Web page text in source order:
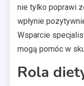
nie tylko poprawi
wpłynie
Wsparcie
mogą pomóc w
Rola